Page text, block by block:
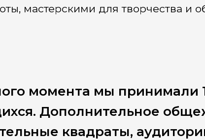
мастерскими для творчества и
момента мы принимали
Дополнительное
квадраты,